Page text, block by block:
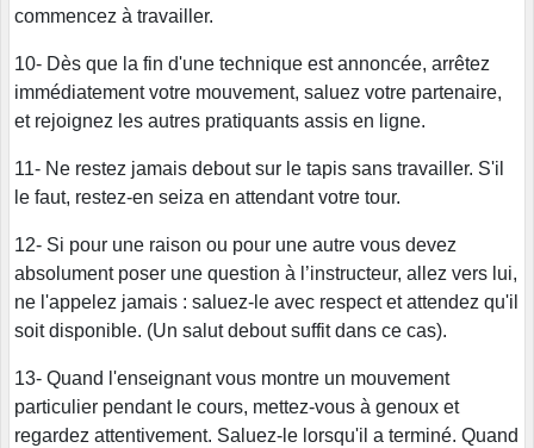
commencez à travailler.
10- Dès que la fin d'une technique est annoncée, arrêtez
immédiatement votre mouvement, saluez votre partenaire,
et rejoignez les autres pratiquants assis en ligne.
11- Ne restez jamais debout sur le tapis sans travailler. S'il
le faut, restez-en seiza en attendant votre tour.
12- Si pour une raison ou pour une autre vous devez
absolument poser une question à l’instructeur, allez vers lui,
ne l'appelez jamais : saluez-le avec respect et attendez qu'il
soit disponible. (Un salut debout suffit dans ce cas).
13- Quand l'enseignant vous montre un mouvement
particulier pendant le cours, mettez-vous à genoux et
regardez attentivement. Saluez-le lorsqu'il a terminé. Quand